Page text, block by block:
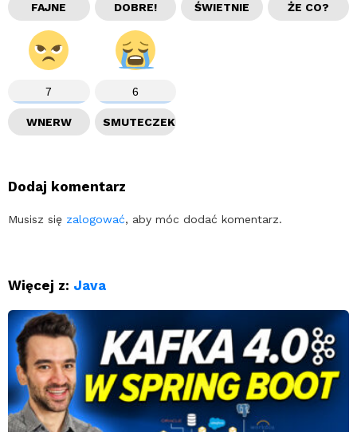
FAJNE DOBRE! ŚWIETNIE ŻE CO?
7
WNERW
6
SMUTECZEK
Dodaj komentarz
Musisz się zalogować, aby móc dodać komentarz.
Więcej z: Java